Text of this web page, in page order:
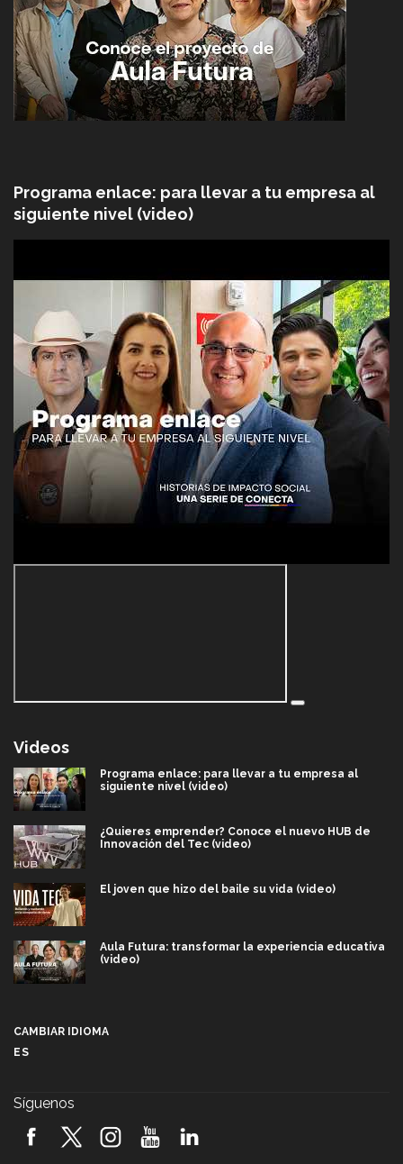
Programa enlace: para llevar a tu empresa al
siguiente nivel (video)
Videos
Programa enlace: para llevar a tu empresa al
siguiente nivel (video)
¿Quieres emprender? Conoce el nuevo HUB de
Innovación del Tec (video)
El joven que hizo del baile su vida (video)
Aula Futura: transformar la experiencia educativa
(video)
2026! (video)
CAMBIAR IDIOMA
ES
Síguenos